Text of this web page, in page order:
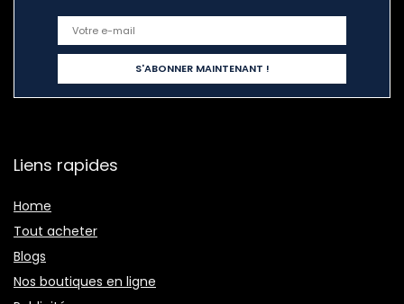
Liens rapides
Home
Tout acheter
Blogs
Nos boutiques en ligne